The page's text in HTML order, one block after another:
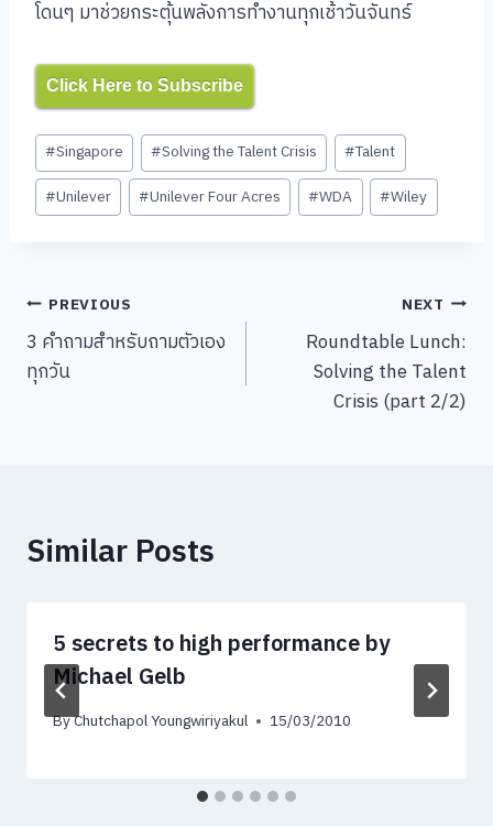
โดนๆ มาช่วยกระตุ้นพลังการทำงานทุกเช้าวันจันทร์
Click Here to Subscribe
Post
Tags:
#Singapore #Solving the Talent Crisis #Talent
#Unilever #Unilever Four Acres #WDA #Wiley
Post
navigation
PREVIOUS
3 คำถามสำหรับถามตัวเอง
ทุกวัน
NEXT
Roundtable Lunch:
Solving the Talent
Crisis (part 2/2)
Similar Posts
5 secrets to high performance by
Michael Gelb
ByChutchapol Youngwiriyakul 15/03/2010